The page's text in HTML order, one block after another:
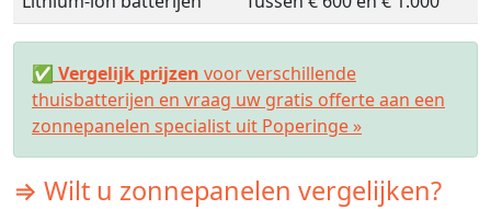
✅ Vergelijk prijzen voor verschillende
thuisbatterijen en vraag uw gratis offerte aan een
zonnepanelen specialist uit Poperinge »
⇒ Wilt u zonnepanelen vergelijken?